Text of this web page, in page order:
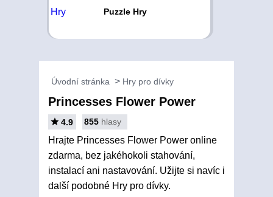
Puzzle Hry
Úvodní stránka Hry pro dívky
Princesses Flower Power
4.9 855 hlasy
Hrajte Princesses Flower Power online
zdarma, bez jakéhokoli stahování,
instalací ani nastavování. Užijte si navíc i
další podobné Hry pro dívky.